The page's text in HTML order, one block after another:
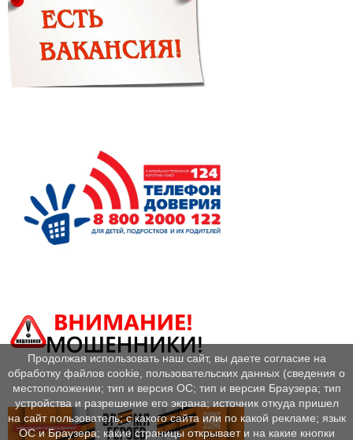
Продолжая использовать наш сайт, вы даете согласие на
обработку файлов cookie, пользовательских данных (сведения о
местоположении; тип и версия ОС; тип и версия Браузера; тип
устройства и разрешение его экрана; источник откуда пришел
на сайт пользователь; с какого сайта или по какой рекламе; язык
ОС и Браузера; какие страницы открывает и на какие кнопки